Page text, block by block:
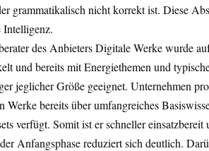
grammatikalisch nicht korrekt ist. Diese
Intelligenz.
des Anbieters Digitale Werke wurde
und bereits mit Energiethemen und
jeglicher Größe geeignet. Unternehmen
Werke bereits über umfangreiches
verfügt. Somit ist er schneller einsatzbereit
Anfangsphase reduziert sich deutlich.